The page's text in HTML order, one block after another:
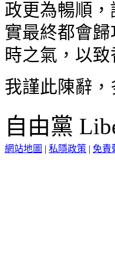
政更為暢順
實最終都會
時之氣，以
我謹此陳辭，
自由黨
網站地圖 | 私隱政策 | 免責